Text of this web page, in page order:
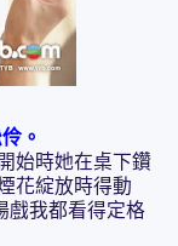
。
始時她在桌下鑽
花綻放時得動
戲我都看得定格